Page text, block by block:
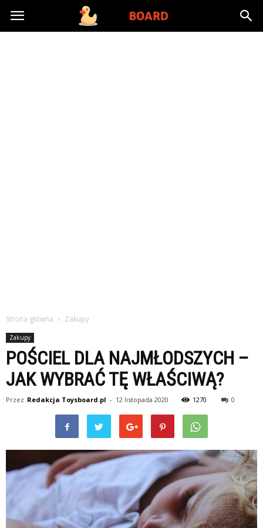
Toysboard.pl
Strona główna Zakupy
Zakupy
POŚCIEL DLA NAJMŁODSZYCH –
JAK WYBRAĆ TĘ WŁAŚCIWĄ?
Przez Redakcja Toysboard.pl - 12 listopada 2020 1270 0